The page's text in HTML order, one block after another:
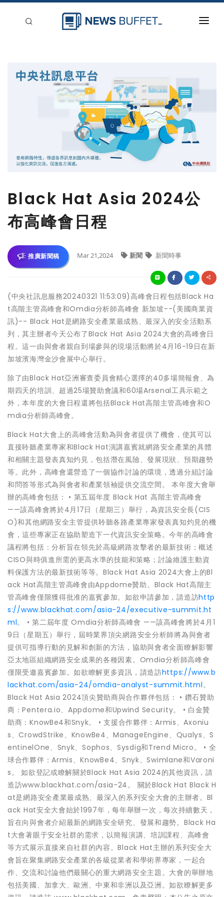
Black Hat Asia 2024公
布高峰會日程
推廣新聞稿 Mar 21,2024 新聞 新聞時事
(中央社訊息服務20240321 11:53:09)高峰會日程包括Black Ha
t高階主管高峰會和Omdia分析師高峰會 新加坡--(美國商業資
訊)-- Black Hat是網路安全產業最成熟、最深入的安全活動系
列，其主辦者今天公布了Black Hat Asia 2024大會的高峰會日
程。這一由與會者親自到場參與的現場活動將於4月16-19日在新
加坡濱海灣金沙會展中心舉行。
除了由Black Hat亞洲審查委員會精心選擇的40多場簡報會、為
期四天的培訓、超過25場贊助會議和60場Arsenal工具示範之
外，本年度的大會日程還將包括Black Hat高階主管高峰會和O
mdia分析師高峰會。
Black Hat大會上的高峰會活動為與會者提供了機會，使其可以
直接聆聽產業專家和Black Hat演講嘉賓就網路安全產業的具體
和相關主題發表真知灼見，包括潛在風險、發展現狀、預期趨勢
等。此外，高峰會還營造了一個協作討論的環境，透過分組討論
和問答等形式為與會者和產業領袖提供交流空間。 本年度大會舉
辦的高峰會包括： • 第五屆年度 Black Hat 高階主管高峰會
——該高峰會將於4月17日（星期三）舉行，為資訊安全長(CIS
O)和其他網路安全主管提供聆聽各路產業專家發表真知灼見的機
會，這些專家正在協助塑造下一代資訊安全策略。今年的高峰會
議程將包括：分析旨在領先於高級網路攻擊者的最新技術；概述
CISO與時俱進所需的更高水準的技能和策略；討論維護主動資
料保護方法的最新技術等等。Black Hat Asia 2024大會上的Bl
ack Hat高階主管高峰會由Appdome贊助。Black Hat高階主
管高峰會僅限獲得批准的嘉賓參加。如欲申請參加，請造訪http
s://www.blackhat.com/asia-24/executive-summit.ht
ml。 • 第二屆年度 Omdia分析師高峰會 ——該高峰會將於4月1
9日（星期五）舉行，屆時業界頂尖網路安全分析師將為與會者
提供可指導行動的見解和創新的方法，協助與會者全面瞭解影響
亞太地區組織網路安全成果的各種因素。Omdia分析師高峰會
僅限受邀嘉賓參加。如欲瞭解更多資訊，請造訪https://www.b
lackhat.com/asia-24/omdia-analyst-summit.html。
Black Hat Asia 2024頂尖贊助商與合作夥伴包括： • 鑽石贊助
商：Pentera.io、Appdome和Upwind Security。 • 白金贊
助商：KnowBe4和Snyk。 • 支援合作夥伴：Armis、Axoniu
s、CrowdStrike、KnowBe4、ManageEngine、Qualys、S
entinelOne、Snyk、Sophos、Sysdig和Trend Micro。 • 全
球合作夥伴：Armis、KnowBe4、Snyk、Swimlane和Varoni
s。 如欲登記或瞭解關於Black Hat Asia 2024的其他資訊，請
造訪www.blackhat.com/asia-24。 關於Black Hat Black H
at是網路安全產業最成熟、最深入的系列安全大會的主辦者。Bl
ack Hat安全大會始於1997年，每年舉辦一次，每次持續數天，
旨在向與會者介紹最新的網路安全研究、發展和趨勢。Black Ha
t大會著眼于安全社群的需求，以簡報演講、培訓課程、高峰會
等方式展示直接來自社群的內容。Black Hat主辦的系列安全大
會旨在聚集網路安全產業的各級從業者和學術界專家，一起合
作、交流和討論他們最關心的重大網路安全主題。大會的舉辦地
包括美國、加拿大、歐洲、中東和非洲以及亞洲。如欲瞭解更多